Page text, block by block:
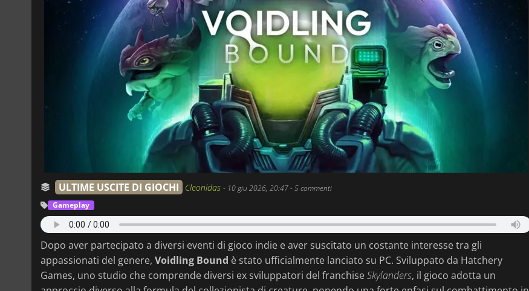
ULTIME USCITE DI GIOCHI Cleonidas - 10 giu 2026, 20:47- 5 commenti
Gameplay
Dopo aver partecipato a diversi eventi di gioco indie e aver suscitato un costante interesse tra gli
appassionati del genere, Voidling Bound è stato ufficialmente lanciato su PC. Sviluppato da Hatchery
Games, uno studio che comprende diversi ex sviluppatori del franchiseSkylanders, il gioco adotta un